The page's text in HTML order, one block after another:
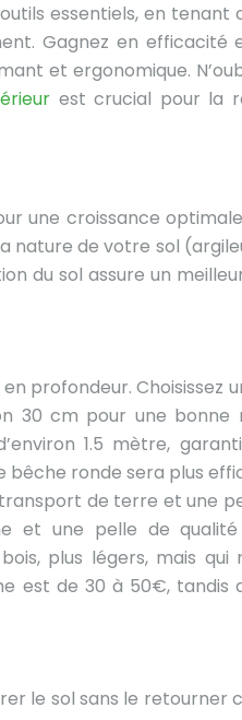
essentiels, en tenant
Gagnez en efficacité
et ergonomique.
est crucial pour la
une croissance
nature de votre sol
du sol assure un
profondeur. Choisissez
30 cm pour une bonne
1.5 mètre,
bêche ronde sera plus
de terre et une
et une pelle de
plus légers, mais qui
est de 30 à 50€, tandis
le sol sans le retourner